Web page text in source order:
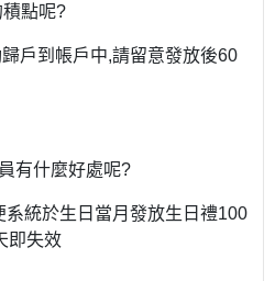
點呢?
戶到帳戶中,請留意發放後60
有什麼好處呢?
統於生日當月發放生日禮100
即失效